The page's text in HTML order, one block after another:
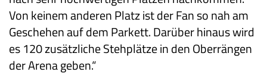
Von keinem anderen Platz ist der Fan so nah am
Geschehen auf dem Parkett. Darüber hinaus wird
es 120 zusätzliche Stehplätze in den Oberrängen
der Arena geben.“